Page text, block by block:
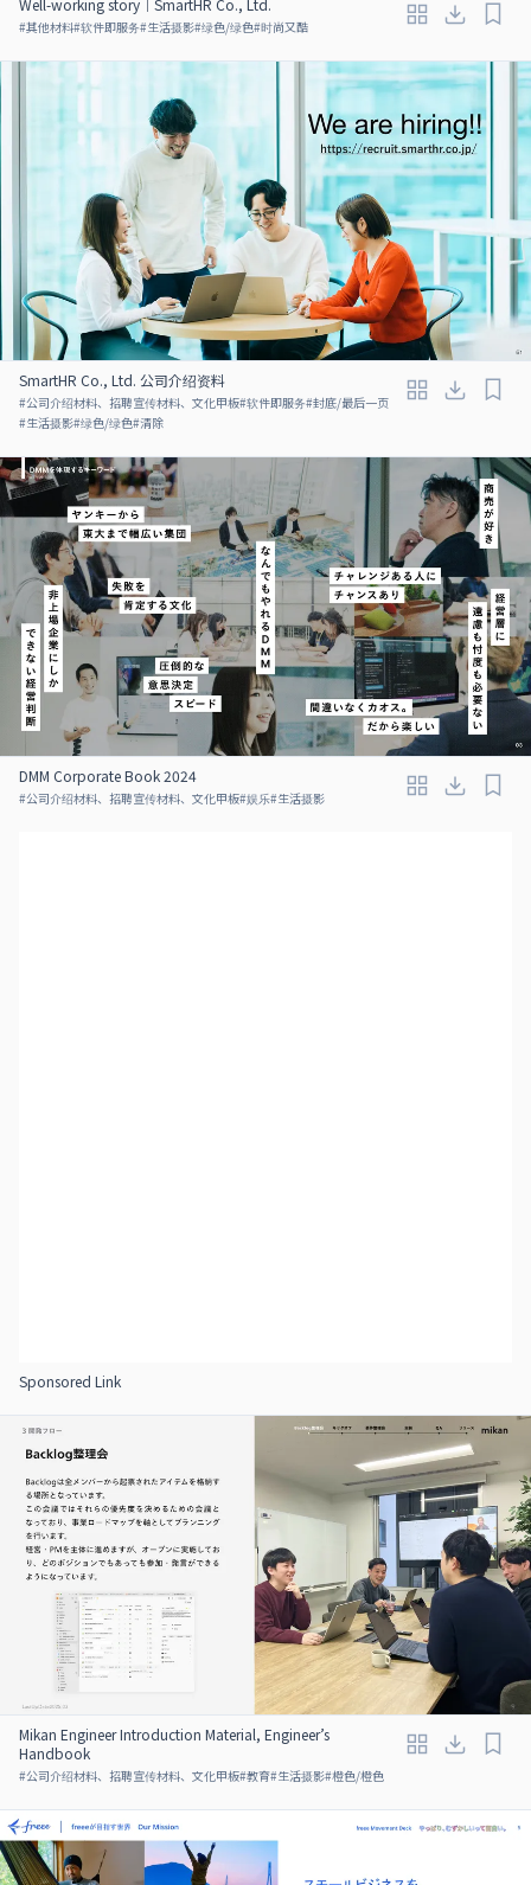
Well-working story｜SmartHR Co., Ltd.
#其他材料#软件即服务#生活摄影#绿色/绿色#时尚又酷
SmartHR Co., Ltd. 公司介绍资料
#公司介绍材料、招聘宣传材料、文化甲板#软件即服务#封底/最后一页
#生活摄影#绿色/绿色#清除
DMM Corporate Book 2024
#公司介绍材料、招聘宣传材料、文化甲板#娱乐#生活摄影
Sponsored Link
Mikan Engineer Introduction Material, Engineer’s
Handbook
#公司介绍材料、招聘宣传材料、文化甲板#教育#生活摄影#橙色/橙色